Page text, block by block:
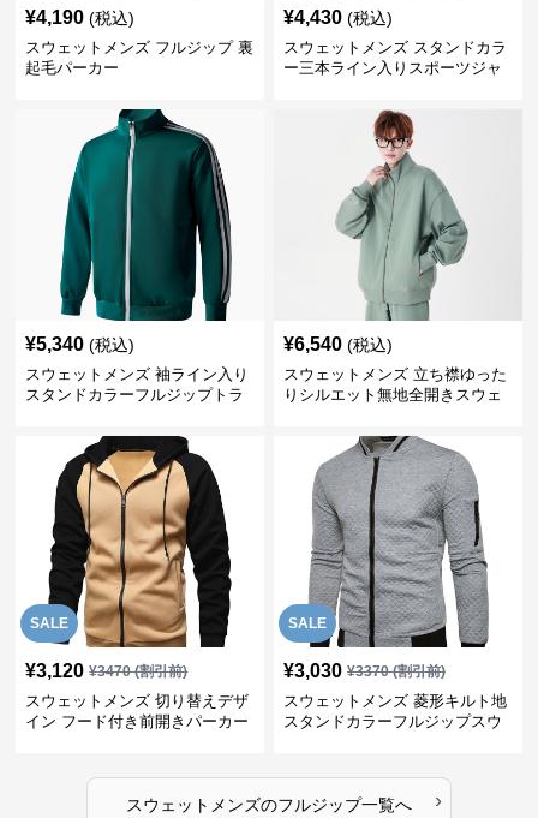
¥4,190 (税込)
スウェットメンズ フルジップ 裏
起毛パーカー
¥4,430 (税込)
スウェットメンズ スタンドカラ
ー三本ライン入りスポーツジャ
¥5,340 (税込)
スウェットメンズ 袖ライン入り
スタンドカラーフルジップトラ
¥6,540 (税込)
スウェットメンズ 立ち襟ゆった
りシルエット無地全開きスウェ
SALE
¥3,120 ¥3470(割引前)
スウェットメンズ 切り替えデザ
イン フード付き前開きパーカー
SALE
¥3,030 ¥3370(割引前)
スウェットメンズ 菱形キルト地
スタンドカラーフルジップスウ
スウェットメンズのフルジップ一覧へ ›